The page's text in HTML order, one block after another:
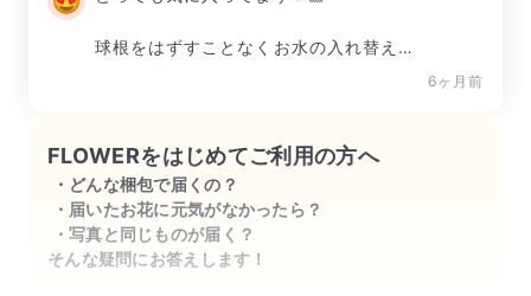
球根をはずすことなくお水の入れ替えが
魔にならずシックな感じですごくいいで
す🫰🏻
もっと球根のお花を育てたくなりました
🩵
6ヶ月前
FLOWERをはじめてご利用の方へ
どんな梱包で届くの？
届いたお花に元気がなかったら？
写真と同じものが届く？
そんな疑問にお答えします！